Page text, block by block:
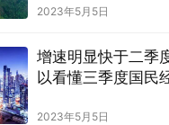
2023年5月5日
增速明显快于二季
以看懂三季度国民
2023年5月5日